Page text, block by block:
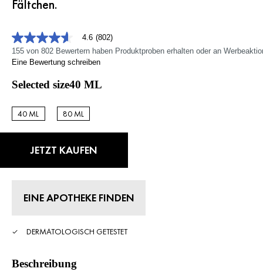
Fältchen.
4.6
von
5
durchschnittlicher
Bewertungswert.
802
Reviews.
zur
gleichen
Seite.
4.6 (802)
155 von 802 Bewertern haben Produktproben erhalten oder an
Eine Bewertung schreiben
Selected size40 ML
40 ML
40 ML 80 ML
40 ML
JETZT KAUFEN
EINE APOTHEKE FINDEN
DERMATOLOGISCH GETESTET
Beschreibung